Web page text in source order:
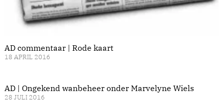
AD commentaar | Rode kaart
18 APRIL 2016
AD | Ongekend wanbeheer onder Marvelyne Wiels
28 JULI 2016